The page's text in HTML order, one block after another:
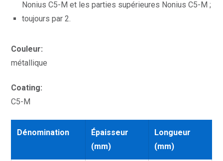
Nonius C5-M et les parties supérieures Nonius C5-M ;
toujours par 2.
Couleur:
métallique
Coating:
C5-M
Dénomination
Épaisseur
(mm)
Longueur
(mm)